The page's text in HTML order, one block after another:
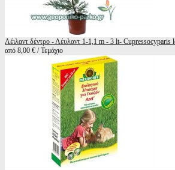
Λέιλαντ δέντρο - Λέυλαντ 1-1,1 m - 3 lt- Cupressocyparis
από 8,00 € / Τεμάχιο